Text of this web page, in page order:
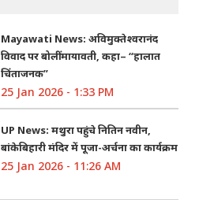
Mayawati News: अविमुक्तेश्वरानंद
विवाद पर बोलीं मायावती, कहा– “हालात
चिंताजनक”
25 Jan 2026 - 1:33 PM
UP News: मथुरा पहुंचे नितिन नवीन,
बांकेबिहारी मंदिर में पूजा-अर्चना का कार्यक्रम
25 Jan 2026 - 11:26 AM